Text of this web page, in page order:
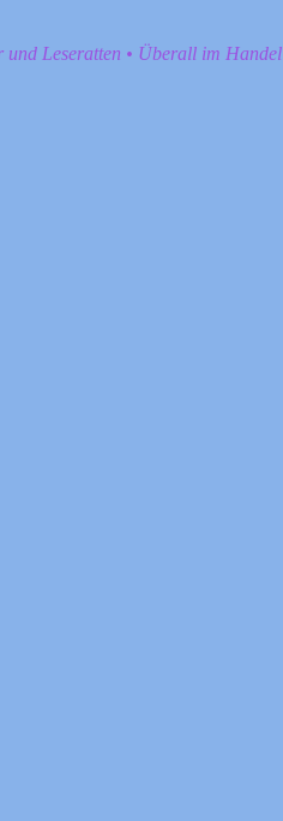
und Leseratten • Überall im Handel